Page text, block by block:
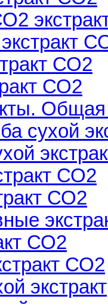
СО2
СО2
сухой
СО2
СО2
СО2
СО2
экстракт